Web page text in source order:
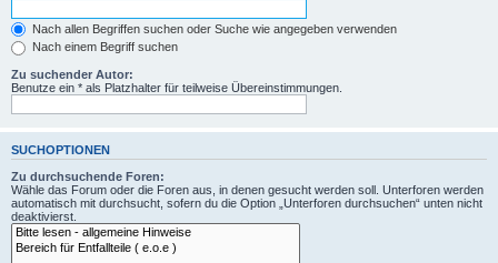
Nach allen Begriffen suchen oder Suche wie angegeben verwenden
Nach einem Begriff suchen
Zu suchender Autor:
Benutze ein * als Platzhalter für teilweise Übereinstimmungen.
SUCHOPTIONEN
Zu durchsuchende Foren:
Wähle das Forum oder die Foren aus, in denen gesucht werden soll. Unterforen werden
automatisch mit durchsucht, sofern du die Option „Unterforen durchsuchen“ unten nicht
deaktivierst.